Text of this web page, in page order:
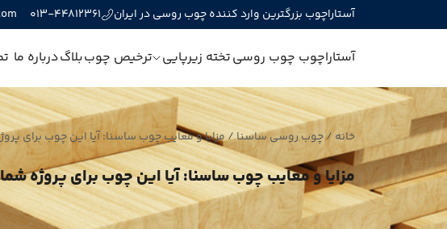
آستاراچوب بزرگترین وارد کننده چوب روسی در ایران 013-44812361
آستاراچوب چوب روسیتخته زیرپایی ترخیص چوببلاگدرباره ما
خانه/چوب روسی ساسنا/مزایا و معایب چوب ساسنا: آیا این چوب برای
مزایا و معایب چوب ساسنا: آیا این چوب برای پروژه